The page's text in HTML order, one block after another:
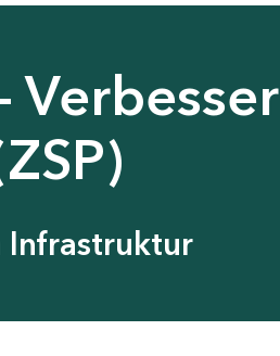
Infrastruktur